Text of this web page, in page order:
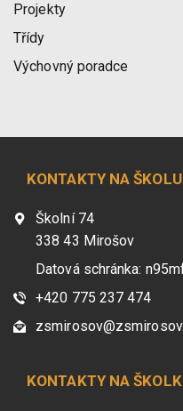
Projekty
Třídy
Výchovný poradce
KONTAKTY NA ŠKOLU
Školní 74
338 43 Mirošov
Datová schránka:
+420 775 237 474
KONTAKTY NA